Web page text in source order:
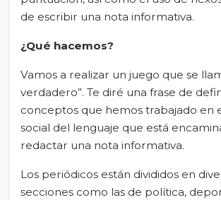
de escribir una nota informativa.
¿Qué hacemos?
Vamos a realizar un juego que se
verdadero”. Te diré una frase de
conceptos que hemos trabajado en
social del lenguaje que está
redactar una nota informativa.
Los periódicos están divididos en
secciones como las de política,